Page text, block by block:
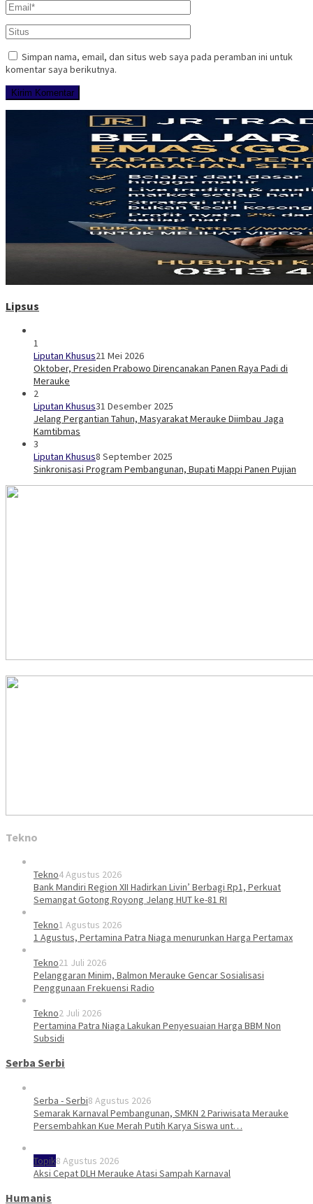
Simpan nama, email, dan situs web saya pada peramban ini untuk
komentar saya berikutnya.
Lipsus
1
Liputan Khusus21 Mei 2026
Oktober, Presiden Prabowo Direncanakan Panen Raya Padi di
Merauke
2
Liputan Khusus31 Desember 2025
Jelang Pergantian Tahun, Masyarakat Merauke Diimbau Jaga
Kamtibmas
3
Liputan Khusus8 September 2025
Sinkronisasi Program Pembangunan, Bupati Mappi Panen Pujian
Tekno
Tekno4 Agustus 2026
Bank Mandiri Region XII Hadirkan Livin’ Berbagi Rp1, Perkuat
Semangat Gotong Royong Jelang HUT ke-81 RI
Tekno1 Agustus 2026
1 Agustus, Pertamina Patra Niaga menurunkan Harga Pertamax
Tekno21 Juli 2026
Pelanggaran Minim, Balmon Merauke Gencar Sosialisasi
Penggunaan Frekuensi Radio
Tekno2 Juli 2026
Pertamina Patra Niaga Lakukan Penyesuaian Harga BBM Non
Subsidi
Serba Serbi
Serba - Serbi8 Agustus 2026
Semarak Karnaval Pembangunan, SMKN 2 Pariwisata Merauke
Persembahkan Kue Merah Putih Karya Siswa unt…
Topik8 Agustus 2026
Aksi Cepat DLH Merauke Atasi Sampah Karnaval
Humanis